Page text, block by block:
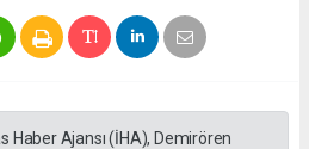
Haber Ajansı (İHA), Demirören